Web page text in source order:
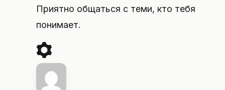
Приятно общаться с теми, кто тебя
понимает.